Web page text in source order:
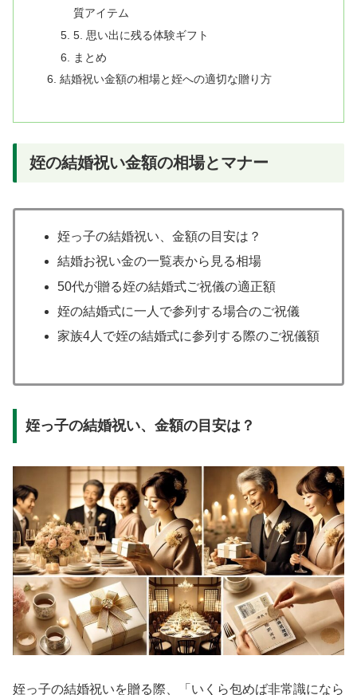
質アイテム
5. 思い出に残る体験ギフト
まとめ
結婚祝い金額の相場と姪への適切な贈り方
姪の結婚祝い金額の相場とマナー
姪っ子の結婚祝い、金額の目安は？
結婚お祝い金の一覧表から見る相場
50代が贈る姪の結婚式ご祝儀の適正額
姪の結婚式に一人で参列する場合のご祝儀
家族4人で姪の結婚式に参列する際のご祝儀額
姪っ子の結婚祝い、金額の目安は？
姪っ子の結婚祝いを贈る際、「いくら包めば非常識になら